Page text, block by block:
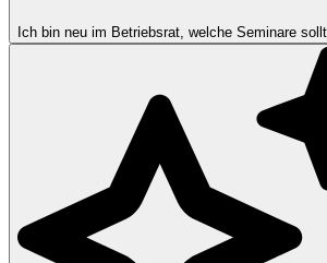
Ich bin neu im Betriebsrat, welche Seminare